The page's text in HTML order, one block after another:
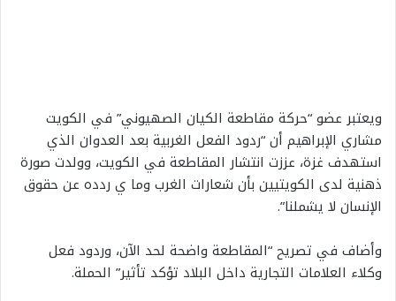
ويعتبر عضو “حركة مقاطعة الكيان الصهيوني” في الكويت
مشاري الإبراهيم أن “ردود الفعل الغربية بعد العدوان الذي
استهدف غزة، عززت انتشار المقاطعة في الكويت، وولدت صورة
ذهنية لدى الكويتيين بأن شعارات الغرب وما ي ردده عن حقوق
الإنسان لا يشملنا”.
وأضاف في تصريح “المقاطعة واضحة لحد الآن، وردود فعل
وكلاء العلامات التجارية داخل البلاد تؤكد تأثير” الحملة.